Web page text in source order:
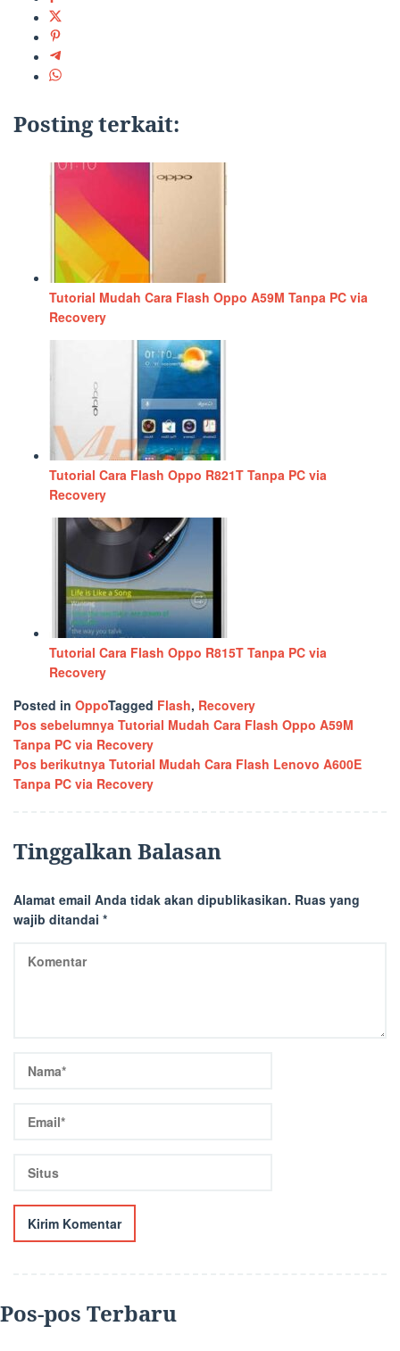
Posting terkait:
Tutorial Mudah Cara Flash Oppo A59M Tanpa PC via
Recovery
Tutorial Cara Flash Oppo R821T Tanpa PC via
Recovery
Tutorial Cara Flash Oppo R815T Tanpa PC via
Recovery
Posted in OppoTagged Flash, Recovery
Navigasi
pos
Pos sebelumnya Tutorial Mudah Cara Flash Oppo A59M
Tanpa PC via Recovery
Pos berikutnya Tutorial Mudah Cara Flash Lenovo A600E
Tanpa PC via Recovery
Tinggalkan Balasan
Alamat email Anda tidak akan dipublikasikan. Ruas yang
wajib ditandai *
Pos-pos Terbaru